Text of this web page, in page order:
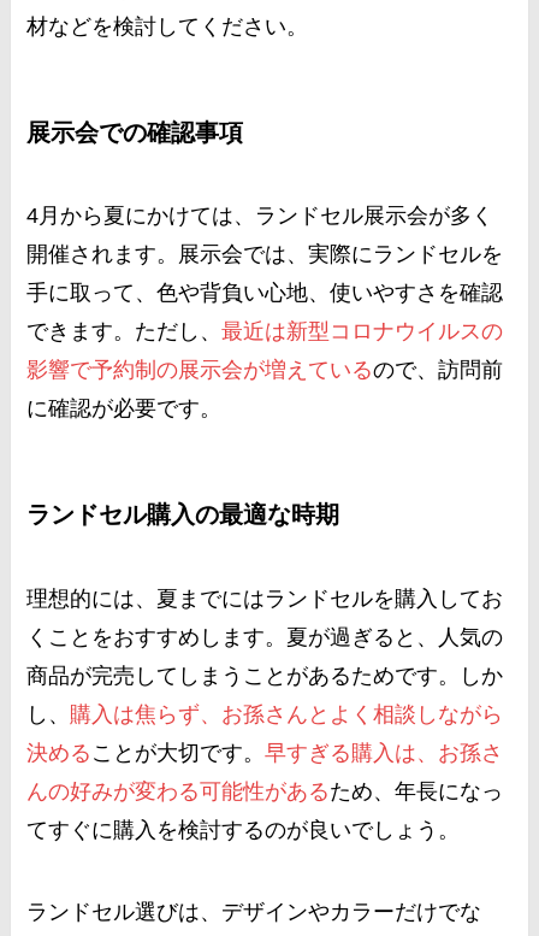
材などを検討してください​​。
展示会での確認事項
4月から夏にかけては、ランドセル展示会が多く
開催されます。展示会では、実際にランドセルを
手に取って、色や背負い心地、使いやすさを確認
できます。ただし、最近は新型コロナウイルスの
影響で予約制の展示会が増えているので、訪問前
に確認が必要です​​。
ランドセル購入の最適な時期
理想的には、夏までにはランドセルを購入してお
くことをおすすめします。夏が過ぎると、人気の
商品が完売してしまうことがあるためです。しか
し、 購入は焦らず、お孫さんとよく相談しながら
決める ことが大切です。早すぎる購入は、お孫さ
んの好みが変わる可能性があるため、年長になっ
てすぐに購入を検討するのが良いでしょう​ ​。
ランドセル選びは、デザインやカラーだけでな